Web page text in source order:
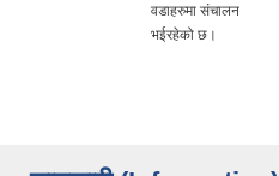
वडाहरुमा संचालन
भईरहेको छ।